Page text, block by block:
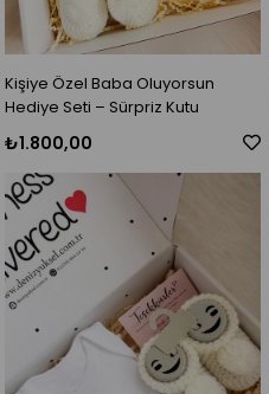
Kişiye Özel Baba Oluyorsun
Hediye Seti – Sürpriz Kutu
₺1.800,00